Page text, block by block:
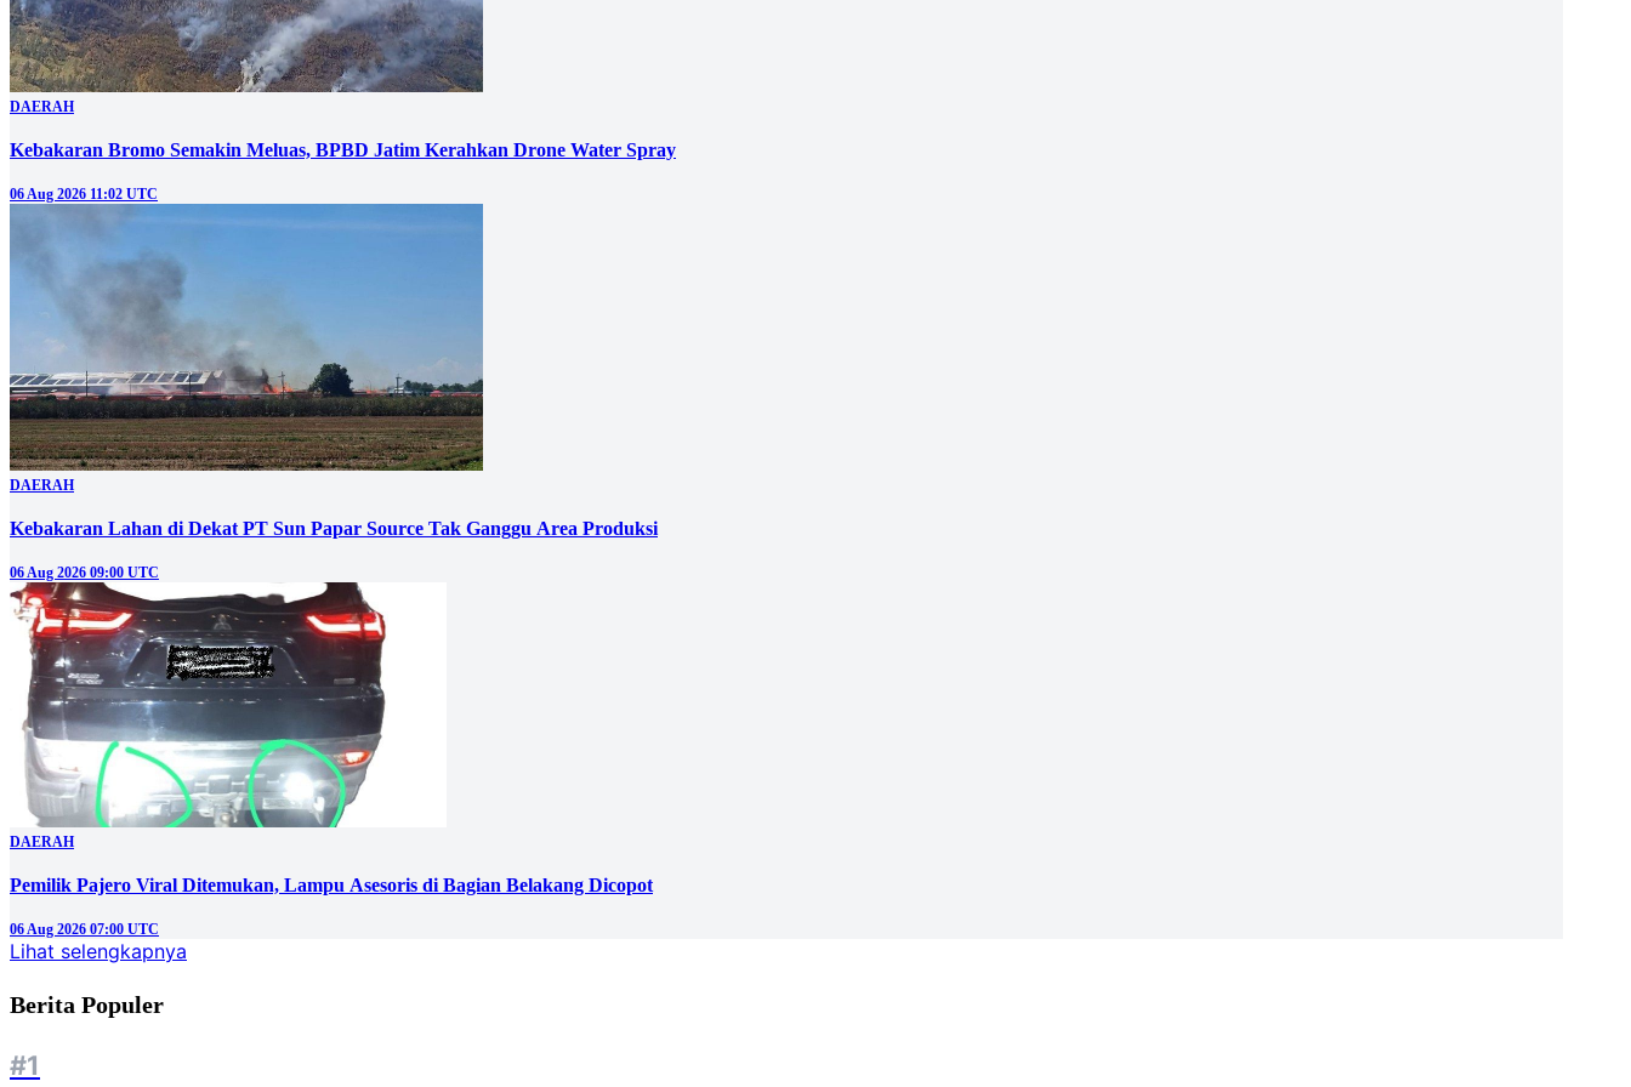
DAERAH
Kebakaran Bromo Semakin Meluas, BPBD Jatim Kerahkan Drone Water Spray
06 Aug 2026 11:02 UTC
DAERAH
Kebakaran Lahan di Dekat PT Sun Papar Source Tak Ganggu Area Produksi
06 Aug 2026 09:00 UTC
DAERAH
Pemilik Pajero Viral Ditemukan, Lampu Asesoris di Bagian Belakang Dicopot
06 Aug 2026 07:00 UTC
Lihat selengkapnya
Berita Populer
#1